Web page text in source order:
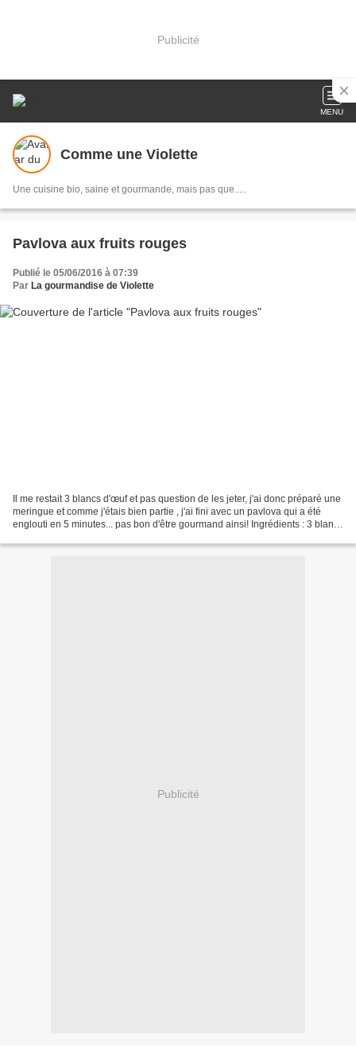
Publicité
MENU
Comme une Violette
Une cuisine bio, saine et gourmande, mais pas que.....
Pavlova aux fruits rouges
Publié le 05/06/2016 à 07:39
Par La gourmandise de Violette
Il me restait 3 blancs d'œuf et pas question de les jeter, j'ai donc préparé une
meringue et comme j'étais bien partie , j'ai fini avec un pavlova qui a été
englouti en 5 minutes... pas bon d'être gourmand ainsi! Ingrédients : 3 blancs
Publicité